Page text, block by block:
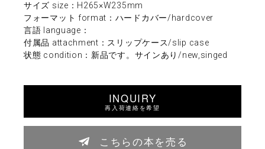
サイズ size：H265×W235mm
フォーマット format：ハードカバー/hardcover
言語 language：
付属品 attachment：スリップケース/slip case
状態 condition：新品です。サインあり/new,singed
INQUIRY
再入荷連絡を希望
こちらの本を売る